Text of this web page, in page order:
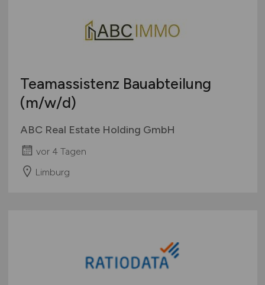
Teamassistenz Bauabteilung
(m/w/d)
ABC Real Estate Holding GmbH
vor 4 Tagen
Limburg